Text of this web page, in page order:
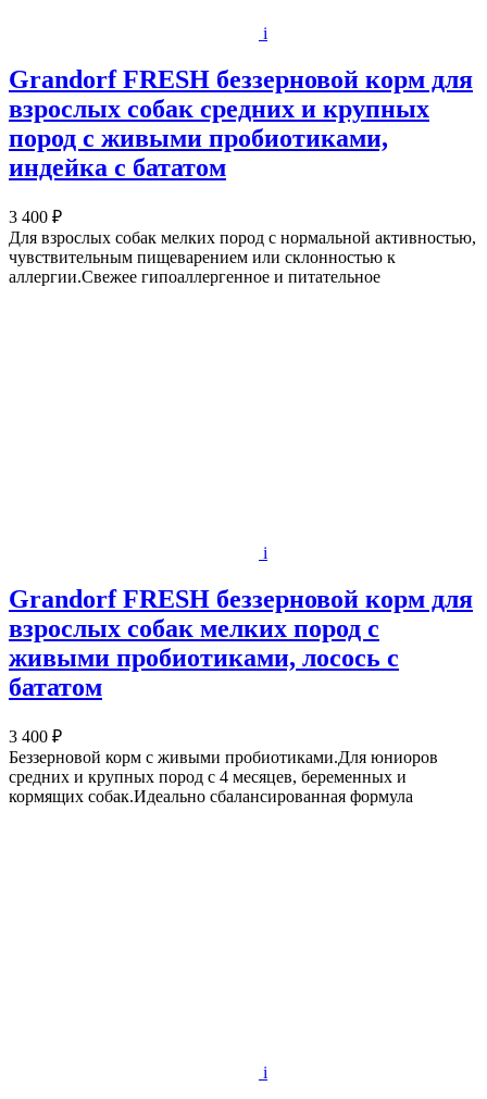
i
Grandorf FRESH беззерновой корм для
взрослых собак средних и крупных
пород с живыми пробиотиками,
индейка с бататом
3 400 ₽
Для взрослых собак мелких пород с нормальной активностью,
чувствительным пищеварением или склонностью к
аллергии.Свежее гипоаллергенное и питательное
i
Grandorf FRESH беззерновой корм для
взрослых собак мелких пород с
живыми пробиотиками, лосось с
бататом
3 400 ₽
Беззерновой корм с живыми пробиотиками.Для юниоров
средних и крупных пород с 4 месяцев, беременных и
кормящих собак.Идеально сбалансированная формула
i